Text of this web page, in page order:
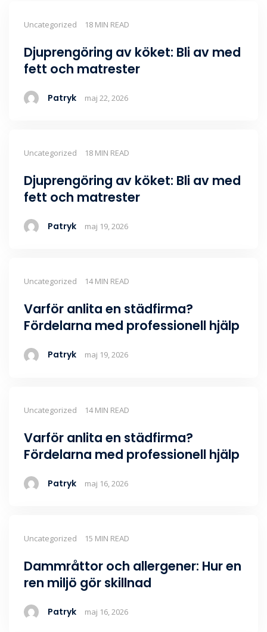
Uncategorized 18 MIN READ
Djuprengöring av köket: Bli av med
fett och matrester
Patryk maj 22, 2026
Uncategorized 18 MIN READ
Djuprengöring av köket: Bli av med
fett och matrester
Patryk maj 19, 2026
Uncategorized 14 MIN READ
Varför anlita en städfirma?
Fördelarna med professionell hjälp
Patryk maj 19, 2026
Uncategorized 14 MIN READ
Varför anlita en städfirma?
Fördelarna med professionell hjälp
Patryk maj 16, 2026
Uncategorized 15 MIN READ
Dammråttor och allergener: Hur en
ren miljö gör skillnad
Patryk maj 16, 2026